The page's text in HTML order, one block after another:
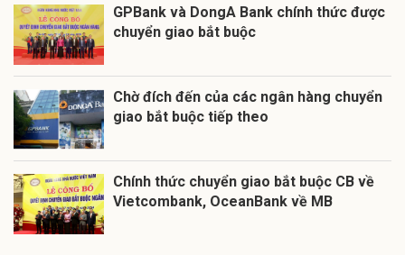
GPBank và DongA Bank chính thức được
chuyển giao bắt buộc
Chờ đích đến của các ngân hàng chuyển
giao bắt buộc tiếp theo
Chính thức chuyển giao bắt buộc CB về
Vietcombank, OceanBank về MB